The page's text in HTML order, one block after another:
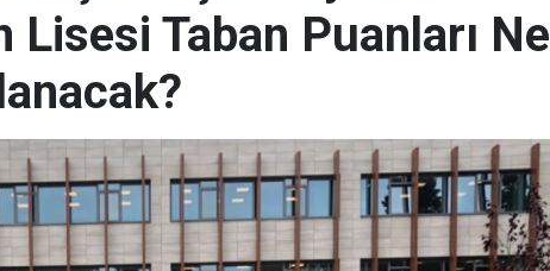
Lisesi Taban Puanları Ne